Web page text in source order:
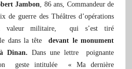
Jambon, 86 ans, Commandeur de
de guerre des Théâtres d’opérations
valeur militaire, qui s’est tiré
dans la têtedevant le monument
Dinan. Dans une lettre poignante
geste intitulée « Ma dernière